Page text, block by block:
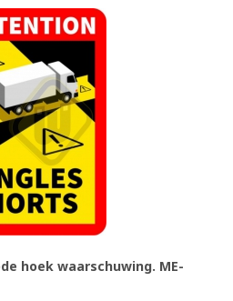
hoek waarschuwing. ME-